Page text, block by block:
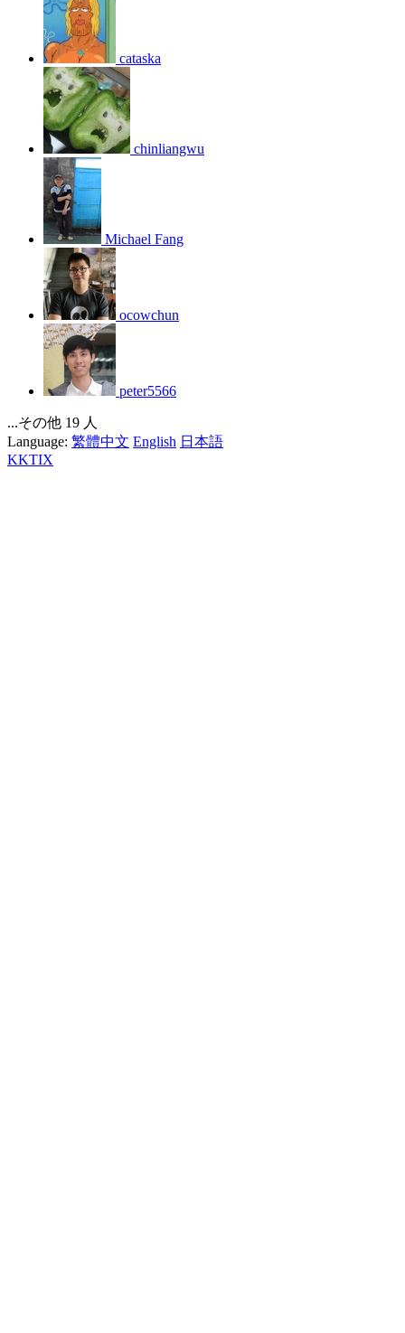
cataska
chinliangwu
Michael Fang
ocowchun
peter5566
...その他 19 人
Language: 繁體中文 English 日本語
KKTIX